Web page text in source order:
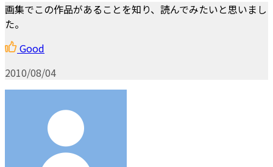
画集でこの作品があることを知り、読んでみたいと思いまし
た。
Good
2010/08/04